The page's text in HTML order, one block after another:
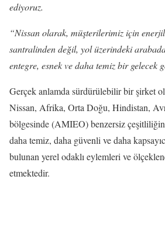
ediyoruz.
“Nissan olarak, müşterilerimiz için
santralinden değil, yol üzerindeki
entegre, esnek ve daha temiz bir gelecek
Gerçek anlamda sürdürülebilir bir şirket
Nissan, Afrika, Orta Doğu, Hindistan,
bölgesinde (AMIEO) benzersiz
daha temiz, daha güvenli ve daha
bulunan yerel odaklı eylemleri ve
etmektedir.